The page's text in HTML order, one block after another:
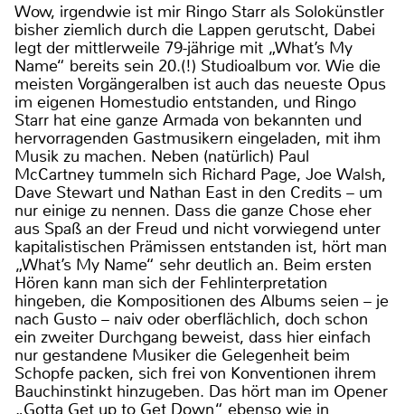
Wow, irgendwie ist mir Ringo Starr als Solokünstler
bisher ziemlich durch die Lappen gerutscht, Dabei
legt der mittlerweile 79-jährige mit „What’s My
Name“ bereits sein 20.(!) Studioalbum vor. Wie die
meisten Vorgängeralben ist auch das neueste Opus
im eigenen Homestudio entstanden, und Ringo
Starr hat eine ganze Armada von bekannten und
hervorragenden Gastmusikern eingeladen, mit ihm
Musik zu machen. Neben (natürlich) Paul
McCartney tummeln sich Richard Page, Joe Walsh,
Dave Stewart und Nathan East in den Credits – um
nur einige zu nennen. Dass die ganze Chose eher
aus Spaß an der Freud und nicht vorwiegend unter
kapitalistischen Prämissen entstanden ist, hört man
„What’s My Name“ sehr deutlich an. Beim ersten
Hören kann man sich der Fehlinterpretation
hingeben, die Kompositionen des Albums seien – je
nach Gusto – naiv oder oberflächlich, doch schon
ein zweiter Durchgang beweist, dass hier einfach
nur gestandene Musiker die Gelegenheit beim
Schopfe packen, sich frei von Konventionen ihrem
Bauchinstinkt hinzugeben. Das hört man im Opener